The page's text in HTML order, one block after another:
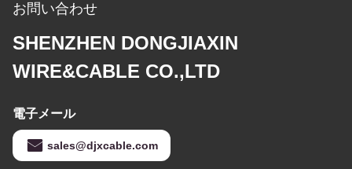
お問い合わせ
SHENZHEN DONGJIAXIN
WIRE&CABLE CO.,LTD
電子メール
sales@djxcable.com